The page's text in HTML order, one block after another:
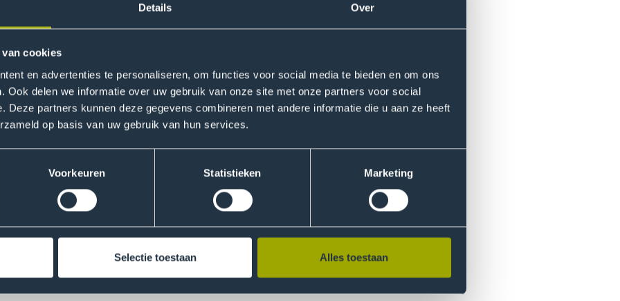
Details Over
cookies
en advertenties te personaliseren, om functies voor social media te bieden en om ons
Ook delen we informatie over uw gebruik van onze site met onze partners voor social
Deze partners kunnen deze gegevens combineren met andere informatie die u aan ze heeft
op basis van uw gebruik van hun services.
Voorkeuren Statistieken Marketing
Selectie toestaan Alles toestaan
van de onderzoeksfocus, -vragen en -reikwijdte; versterking van de
basis; uitwerking van de onderzoeksmethode.
naar de onderzoeksvraag en gegevensverzameling over klimaat, gebouwtypologie en
en functionele vereisten voor de opbouw van BioCABS.
van het ontwerpkader voor BioCABS, inclusief onderzoeken naar materiële en
renovatietechnieken.
een prototype/mock-up en meetprocedures voor laboratorium- en veldvalidatie;
van het prototype, herziening van het voorlopige ontwerpkader en documentatie.